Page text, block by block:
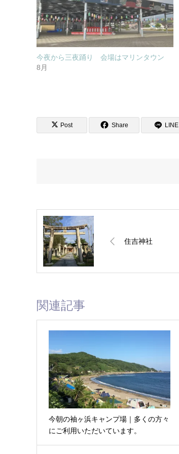
今夜から三夜踊り 会場はマリンタウン
8月
Post Share LINE
住吉神社
関連記事
今朝の袖ヶ浜キャンプ場｜多くの方々
にご利用いただいています。